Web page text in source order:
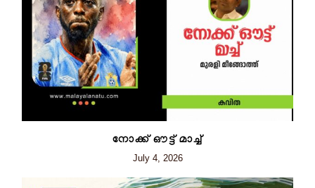
നോക്ക് ഔട്ട് മാച്ച്
July 4, 2026